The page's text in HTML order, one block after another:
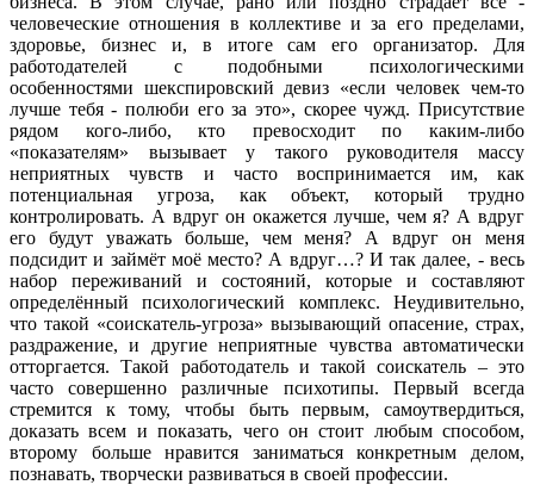
человеческие отношения в коллективе и за его пределами,
здоровье, бизнес и, в итоге сам его организатор. Для
работодателей с подобными психологическими
особенностями шекспировский девиз «если человек чем-то
лучше тебя - полюби его за это», скорее чужд. Присутствие
рядом кого-либо, кто превосходит по каким-либо
«показателям» вызывает у такого руководителя массу
неприятных чувств и часто воспринимается им, как
потенциальная угроза, как объект, который трудно
контролировать. А вдруг он окажется лучше, чем я? А вдруг
его будут уважать больше, чем меня? А вдруг он меня
подсидит и займёт моё место? А вдруг…? И так далее, - весь
набор переживаний и состояний, которые и составляют
определённый психологический комплекс. Неудивительно,
что такой «соискатель-угроза» вызывающий опасение, страх,
раздражение, и другие неприятные чувства автоматически
отторгается. Такой работодатель и такой соискатель – это
часто совершенно различные психотипы. Первый всегда
стремится к тому, чтобы быть первым, самоутвердиться,
доказать всем и показать, чего он стоит любым способом,
второму больше нравится заниматься конкретным делом,
познавать, творчески развиваться в своей профессии.